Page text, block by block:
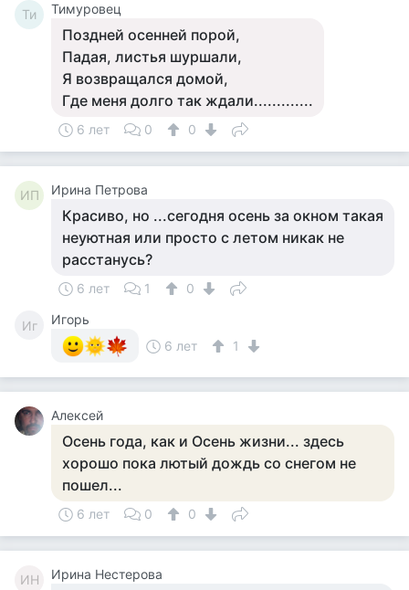
Ти Тимуровец
Поздней осенней порой,
Падая, листья шуршали,
Я возвращался домой,
Где меня долго так ждали.............
6 лет 0 0
ИП Ирина Петрова
Красиво, но ...сегодня осень за окном такая
неуютная или просто с летом никак не
расстанусь?
6 лет 1 0
Иг
Игорь
6 лет
1
Алексей
Осень года, как и Осень жизни... здесь
хорошо пока лютый дождь со снегом не
пошел...
6 лет 0 0
ИН Ирина Нестерова